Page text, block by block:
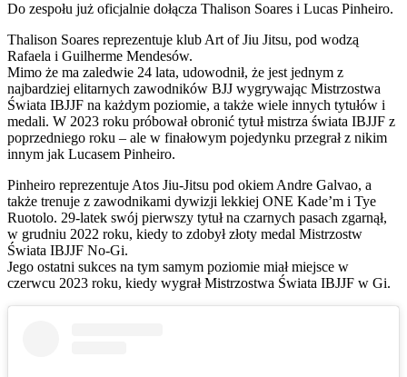
Do zespołu już oficjalnie dołącza Thalison Soares i Lucas Pinheiro.
Thalison Soares reprezentuje klub Art of Jiu Jitsu, pod wodzą
Rafaela i Guilherme Mendesów.
Mimo że ma zaledwie 24 lata, udowodnił, że jest jednym z
najbardziej elitarnych zawodników BJJ wygrywając Mistrzostwa
Świata IBJJF na każdym poziomie, a także wiele innych tytułów i
medali. W 2023 roku próbował obronić tytuł mistrza świata IBJJF z
poprzedniego roku – ale w finałowym pojedynku przegrał z nikim
innym jak Lucasem Pinheiro.
Pinheiro reprezentuje Atos Jiu-Jitsu pod okiem Andre Galvao, a
także trenuje z zawodnikami dywizji lekkiej ONE Kade’m i Tye
Ruotolo. 29-latek swój pierwszy tytuł na czarnych pasach zgarnął,
w grudniu 2022 roku, kiedy to zdobył złoty medal Mistrzostw
Świata IBJJF No-Gi.
Jego ostatni sukces na tym samym poziomie miał miejsce w
czerwcu 2023 roku, kiedy wygrał Mistrzostwa Świata IBJJF w Gi.